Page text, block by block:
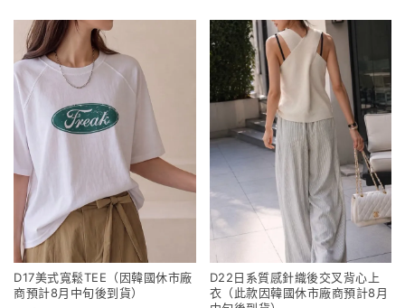
D17美式寬鬆TEE（因韓國休市廠
商預計8月中旬後到貨）
D22日系質感針織後交叉背心上
衣（此款因韓國休市廠商預計8月